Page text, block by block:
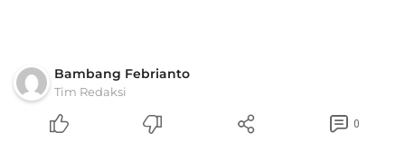
Bambang Febrianto
Tim Redaksi
0